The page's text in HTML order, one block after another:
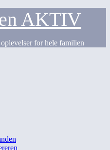
AKTIV
for hele familien